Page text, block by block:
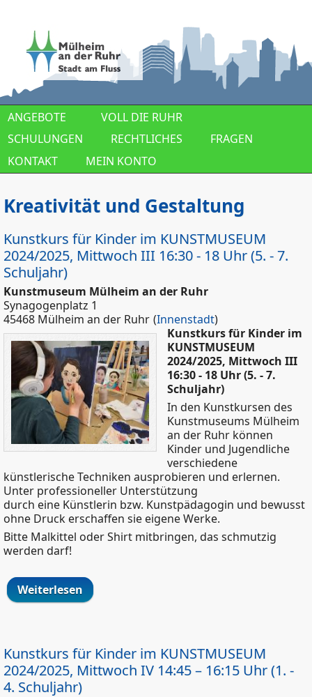
ANGEBOTE
VOLL DIE RUHR
SCHULUNGEN
RECHTLICHES
FRAGEN
KONTAKT
MEIN KONTO
Kreativität und Gestaltung
Kunstkurs für Kinder im KUNSTMUSEUM
2024/2025, Mittwoch III 16:30 - 18 Uhr (5. - 7.
Schuljahr)
Kunstmuseum Mülheim an der Ruhr
Synagogenplatz 1
45468 Mülheim an der Ruhr (Innenstadt)
Kunstkurs für Kinder im
KUNSTMUSEUM
2024/2025, Mittwoch III
16:30 - 18 Uhr (5. - 7.
Schuljahr)
In den Kunstkursen des
Kunstmuseums Mülheim
an der Ruhr können
Kinder und Jugendliche
verschiedene
künstlerische Techniken ausprobieren und erlernen.
Unter professioneller Unterstützung
durch eine Künstlerin bzw. Kunstpädagogin und bewusst
ohne Druck erschaffen sie eigene Werke.
Bitte Malkittel oder Shirt mitbringen, das schmutzig
werden darf!
Weiterlesen über Kunstkurs für Kinder im
KUNSTMUSEUM 2024/2025, Mittwoch III
Kunstkurs für Kinder im KUNSTMUSEUM
2024/2025, Mittwoch IV 14:45 – 16:15 Uhr (1. -
4. Schuljahr)